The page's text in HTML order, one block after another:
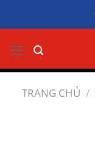
dung
TRANG CHỦ /